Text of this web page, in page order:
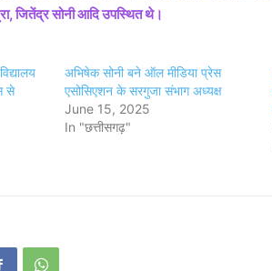
जितेंद्र सोनी आदि उपस्थित थे।
से
अभिषेक सोनी बने ऑल मीडिया प्रेस
एसोसिएशन के सरगुजा संभाग अध्यक्ष
June 15, 2025
In "छत्तीसगढ़"